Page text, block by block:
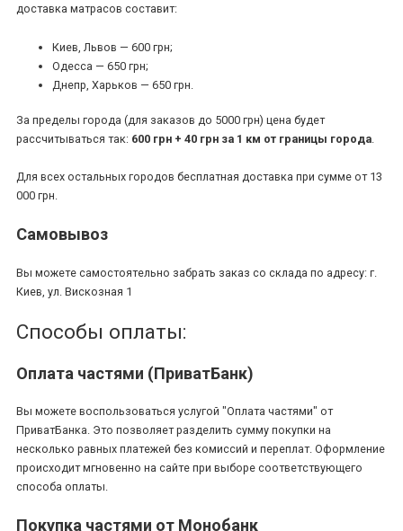
доставка матрасов составит:
Киев, Львов — 600 грн;
Одесса — 650 грн;
Днепр, Харьков — 650 грн.
За пределы города (для заказов до 5000 грн) цена будет
рассчитываться так: 600 грн + 40 грн за 1 км от границы города
Для всех остальных городов бесплатная доставка при сумме от 13
000 грн.
Самовывоз
Вы можете самостоятельно забрать заказ со склада по адресу: г.
Киев, ул. Вискозная 1
Способы оплаты:
Оплата частями (ПриватБанк)
Вы можете воспользоваться услугой "Оплата частями" от
ПриватБанка. Это позволяет разделить сумму покупки на
несколько равных платежей без комиссий и переплат. Оформление
происходит мгновенно на сайте при выборе соответствующего
способа оплаты.
Покупка частями от Монобанк